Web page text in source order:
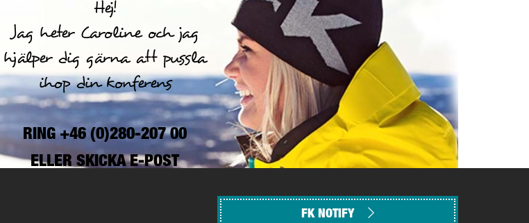
Hej!
Jag heter Caroline och jag
hjälper dig gärna att pussla
ihop din konferens
RING +46 (0)280-207 00
ELLER SKICKA E-POST
FK NOTIFY